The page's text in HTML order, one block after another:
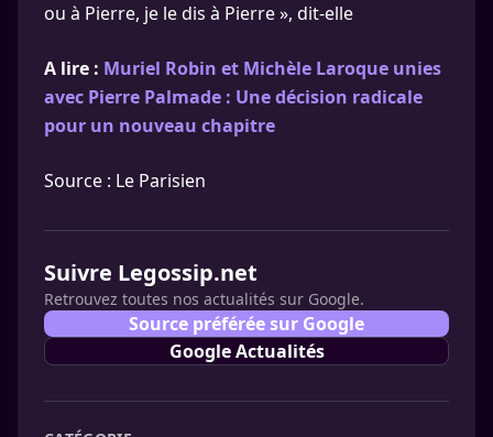
ou à Pierre, je le dis à Pierre », dit-elle
A lire : Muriel Robin et Michèle Laroque unies
avec Pierre Palmade : Une décision radicale
pour un nouveau chapitre
Source : Le Parisien
Suivre Legossip.net
Retrouvez toutes nos actualités sur Google.
Source préférée sur Google
Google Actualités